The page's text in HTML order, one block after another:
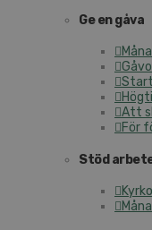
Ge en gåva
Att
För
Stöd